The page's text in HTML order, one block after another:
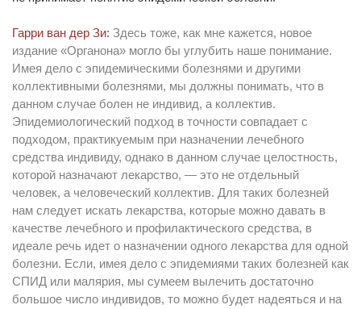
Гарри ван дер Зи: Здесь тоже, как мне кажется, новое
издание «Органона» могло бы углубить наше понимание.
Имея дело с эпидемическими болезнями и другими
коллективными болезнями, мы должны понимать, что в
данном случае болен не индивид, а коллектив.
Эпидемиологический подход в точности совпадает с
подходом, практикуемым при назначении лечебного
средства индивиду, однако в данном случае целостность,
которой назначают лекарство, — это не отдельный
человек, а человеческий коллектив. Для таких болезней
нам следует искать лекарства, которые можно давать в
качестве лечебного и профилактического средства, в
идеале речь идет о назначении одного лекарства для одной
болезни. Если, имея дело с эпидемиями таких болезней как
СПИД или малярия, мы сумеем вылечить достаточно
большое число индивидов, то можно будет надеяться и на